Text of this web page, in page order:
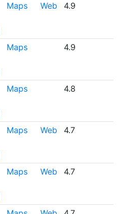
Maps Web 4.9
Maps 4.9
Maps 4.8
Maps Web 4.7
Maps Web 4.7